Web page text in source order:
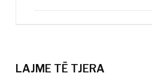
LAJME TË TJERA